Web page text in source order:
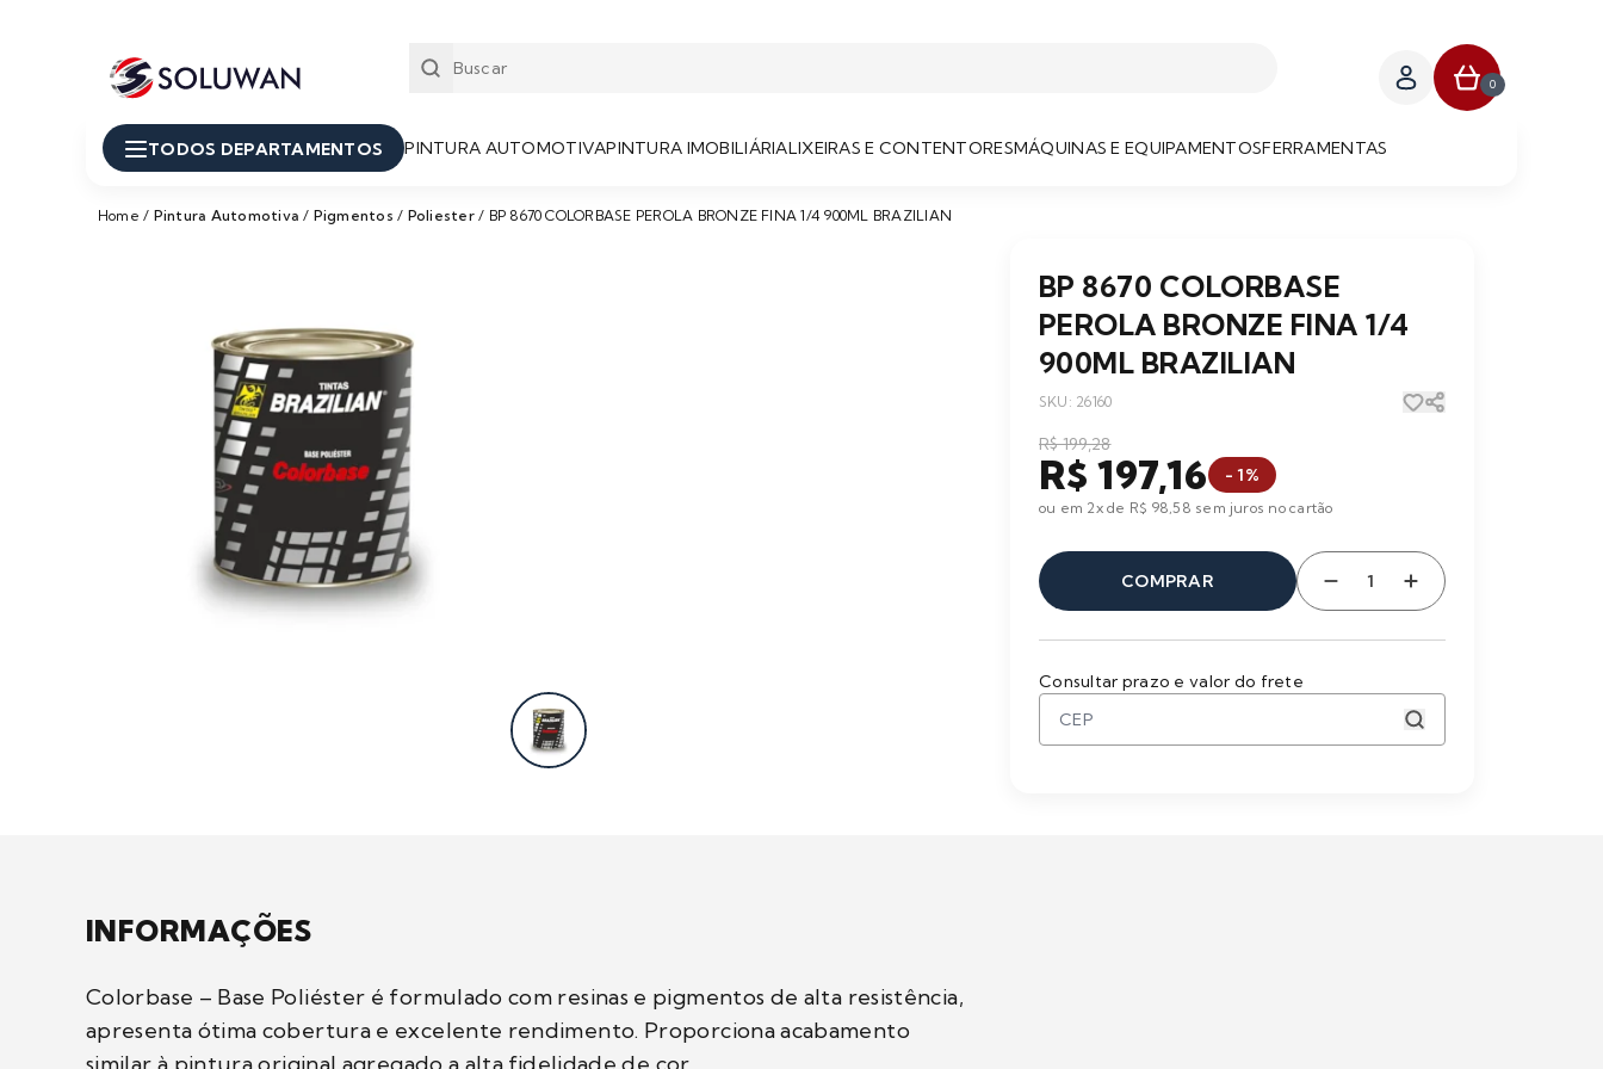
0
TODOS DEPARTAMENTOS PINTURA AUTOMOTIVAPINTURA IMOBILIÁRIALIXEIRAS E CONTENTORESMÁQUINAS E EQUIPAMENTOSFERRAMENTAS
Home / Pintura Automotiva / Pigmentos / Poliester/ BP 8670 COLORBASE PEROLA BRONZE FINA 1/4 900ML BRAZILIAN
BP 8670 COLORBASE
PEROLA BRONZE FINA 1/4
900ML BRAZILIAN
SKU: 26160
R$ 199,28
R$ 197,16 - 1%
ou em 2x de R$ 98,58 sem juros no cartão
COMPRAR
Consultar prazo e valor do frete
INFORMAÇÕES
Colorbase – Base Poliéster é formulado com resinas e pigmentos de alta resistência,
apresenta ótima cobertura e excelente rendimento. Proporciona acabamento